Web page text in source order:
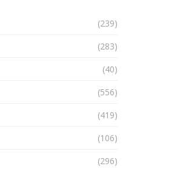
(239)
(283)
(40)
(556)
(419)
(106)
(296)